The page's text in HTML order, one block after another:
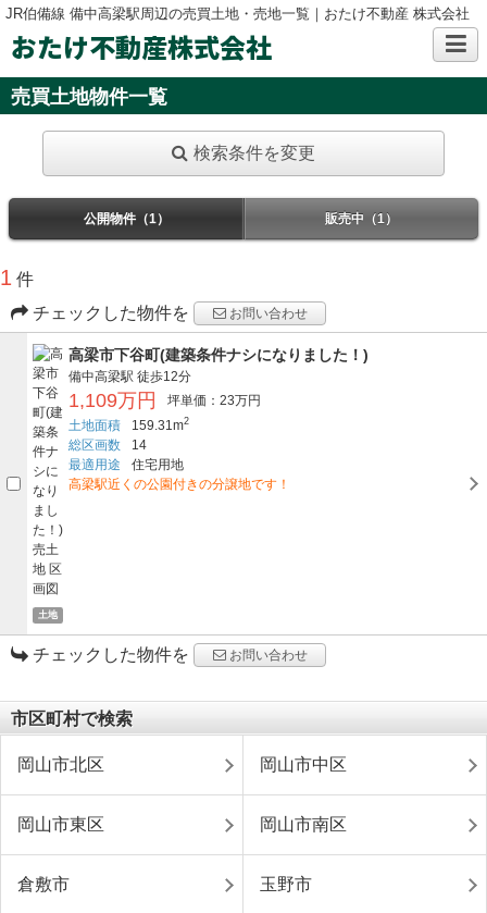
JR伯備線 備中高梁駅周辺の売買土地・売地一覧｜おたけ不動産 株式会社
おたけ不動産株式会社
売買土地物件一覧
検索条件を変更
公開物件（1） 販売中（1）
1 件
チェックした物件を
お問い合わせ
土地
高梁市下谷町(建築条件ナシになりました！)
備中高梁駅 徒歩12分
1,109万円
坪単価：23万円
土地面積
159.31m2
総区画数
14
最適用途
住宅用地
高梁駅近くの公園付きの分譲地です！
チェックした物件を お問い合わせ
市区町村で検索
岡山市北区 岡山市中区
岡山市東区 岡山市南区
倉敷市 玉野市